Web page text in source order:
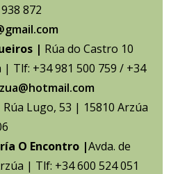
872
| Rúa do Castro 10
Tlf: +34 981 500 759 / +34
Rúa Lugo, 53 | 15810 Arzúa
O Encontro |Avda. de
| Tlf: +34 600 524 051